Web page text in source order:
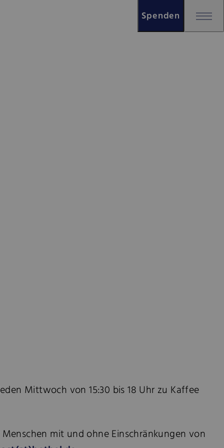
Spenden
Mittwoch von 15:30 bis 18 Uhr zu Kaffee
mit und ohne Einschränkungen von